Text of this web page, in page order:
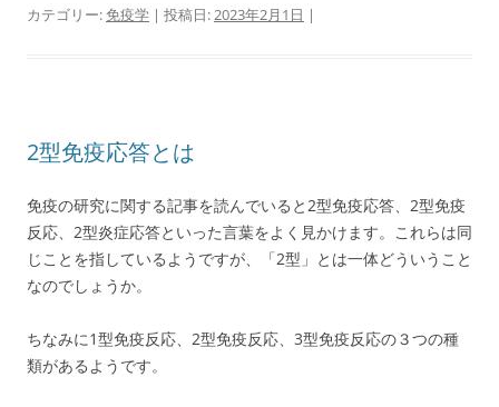
カテゴリー:免疫学 | 投稿日:2023年2月1日 |
2型免疫応答とは
免疫の研究に関する記事を読んでいると2型免疫応答、2型免疫
反応、2型炎症応答といった言葉をよく見かけます。これらは同
じことを指しているようですが、「2型」とは一体どういうこと
なのでしょうか。
ちなみに1型免疫反応、2型免疫反応、3型免疫反応の３つの種
類があるようです。